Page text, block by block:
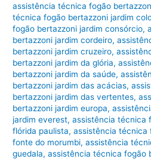
assistência técnica fogão
técnica fogão bertazzoni jardim
fogão bertazzoni jardim consórcio,
bertazzoni jardim cordeiro,
bertazzoni jardim cruzeiro,
bertazzoni jardim da glória,
bertazzoni jardim da saúde,
bertazzoni jardim das acácias,
bertazzoni jardim das vertentes,
bertazzoni jardim europa,
jardim everest,assistência técnica
flórida paulista,assistência técnica
fonte do morumbi,assistência
guedala,assistência técnica fogão